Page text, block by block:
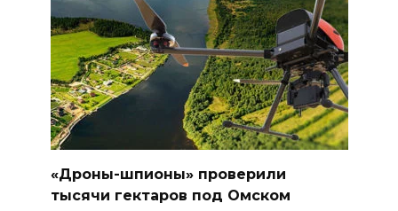
«Дроны-шпионы» проверили
тысячи гектаров под Омском